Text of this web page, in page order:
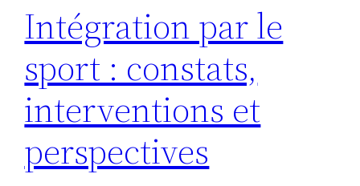
Intégration par le
sport : constats,
interventions et
perspectives